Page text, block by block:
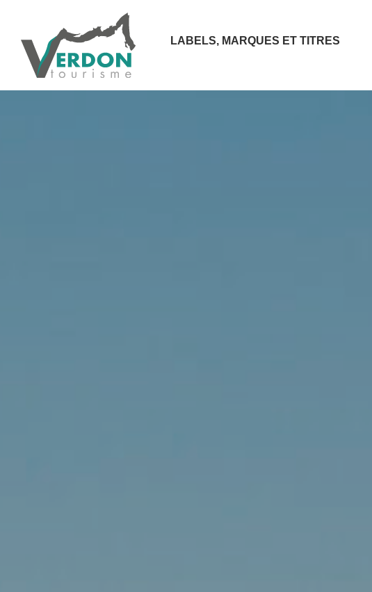
LABELS, MARQUES ET TITRES